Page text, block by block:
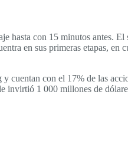
con 15 minutos antes.
en sus primeras etapas,
con el 17% de las
invirtió 1 000 millones de